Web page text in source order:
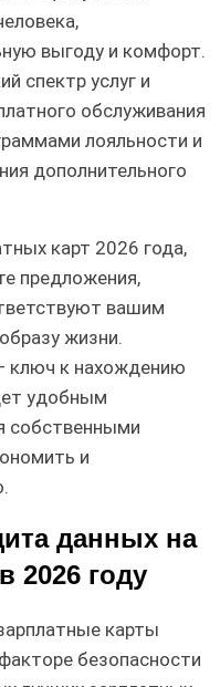
выгоду и комфорт.
спектр услуг и
обслуживания
лояльности и
дополнительного
карт 2026 года,
предложения,
вашим
жизни.
ключ к нахождению
удобным
собственными
и
данных на
2026 году
карты
безопасности